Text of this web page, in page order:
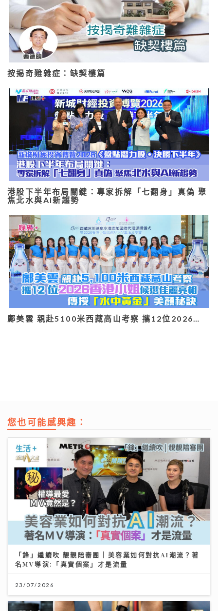
按揭奇難雜症：缺契樓篇
港股下半年布局關鍵：專家拆解「七翻身」真偽 聚
焦北水與AI新趨勢
鄺美雲 親赴5100米西藏高山考察 攜12位2026…
您也可能感興趣：
「鋒」繼續吹 靚靚陪審團 | 美容業如何對抗AI潮流？著
名MV導演:「真實個案」才是流量
23/07/2026